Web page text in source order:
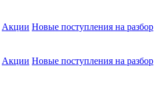
Акции Новые поступления на разбор
Акции Новые поступления на разбор